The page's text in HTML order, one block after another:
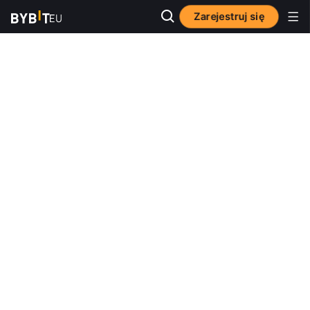
Zarejestruj się